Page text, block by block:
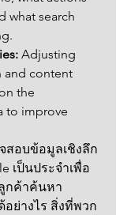
what search
Adjusting
and content
the
to improve
สอบข้อมูลเชิงลึก
เป็นประจำเพื่อ
กค้าค้นหา
ย่างไร สิ่งที่พวก